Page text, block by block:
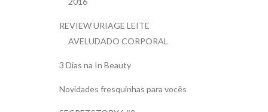
REVIEW URIAGE LEITE
AVELUDADO CORPORAL
3 Dias na In Beauty
Novidades fresquinhas para vocês